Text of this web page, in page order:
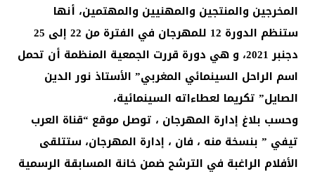
المخرجين والمنتجين والمهنيين والمهتمين، أنها
ستنظم الدورة 12 للمهرجان في الفترة من 22 إلى 25
دجنبر 2021، و هي دورة قررت الجمعية المنظمة أن تحمل
اسم الراحل السينمائي المغربي” الأستاذ نور الدين
الصايل” تكريما لعطاءاته السينمائية،
وحسب بلاغ إدارة المهرجان ، توصل موقع “قناة العرب
تيفي ” بنسخة منه ، فان ، إدارة المهرجان، ستتلقى
الأفلام الراغبة في الترشح ضمن خانة المسابقة الرسمية